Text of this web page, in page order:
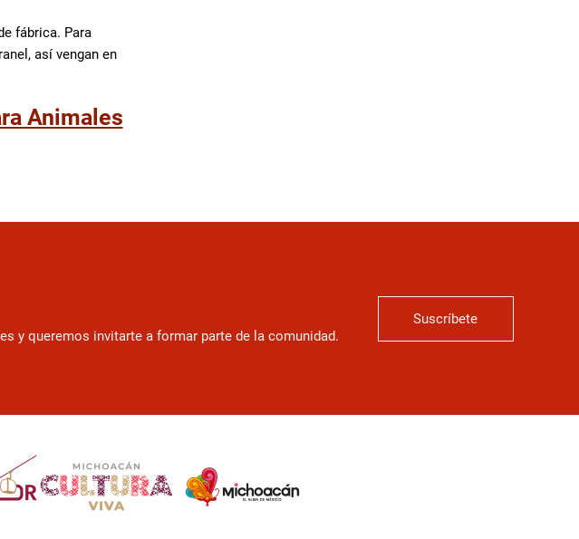
fábrica. Para
así vengan en
Animales
y queremos invitarte a formar parte de la comunidad.
Suscríbete